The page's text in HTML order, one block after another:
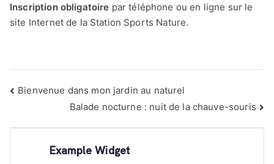
Inscription obligatoire par téléphone ou en ligne sur le
site Internet de la Station Sports Nature.
Navigation
Bienvenue dans mon jardin au naturel
Balade nocturne : nuit de la chauve-souris
Example Widget